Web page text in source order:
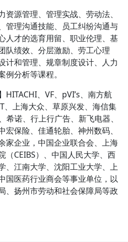
资源管理、管理实战、劳动法、
管理沟通技能、员工纠纷沟通与
人才的选育用留、职业伦理、基
队绩效、分层激励、劳工心理
计和管理、规章制度设计、人力
分析等课程。
HITACHI、VF、pVI’s、南方航
、上海大众、草原兴发、海信集
希诺、行上行广告、新飞电器、
保险、佳通轮胎、神州数码、
家企业，中国企业联合会、上海
（CEIBS）、中国人民大学、西
、江南大学、沈阳工业大学、上
国医药行业商会等事业单位，以
、扬州市劳动和社会保障局等政